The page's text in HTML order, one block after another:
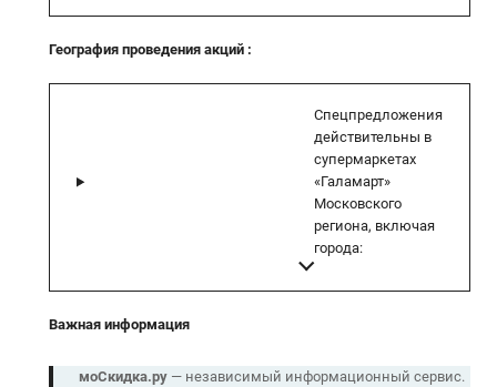
География проведения акций :
Спецпредложения
действительны в
супермаркетах
«Галамарт»
Московского
региона, включая
города:
Важная информация
моСкидка.ру— независимый информационный сервис.